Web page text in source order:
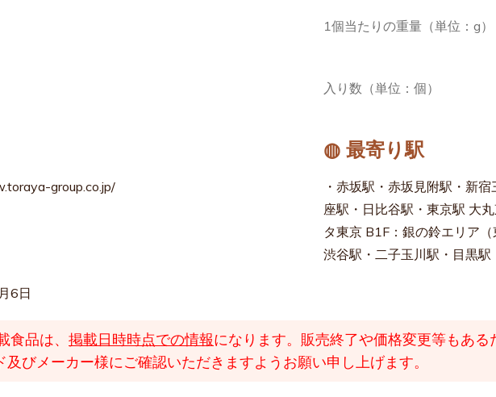
1個当たりの重量（単位：g）
入り数（単位：個）
group.co.jp/
◍ 最寄り駅
・赤坂駅・赤坂見附駅・新
座駅・日比谷駅・東京駅 大
タ東京 B1F：銀の鈴エリア
渋谷駅・二子玉川駅・目黒
6日
品は、 掲載日時時点での情報になります。販売終了や価格変更等もあ
びメーカー様にご確認いただきますようお願い申し上げます。